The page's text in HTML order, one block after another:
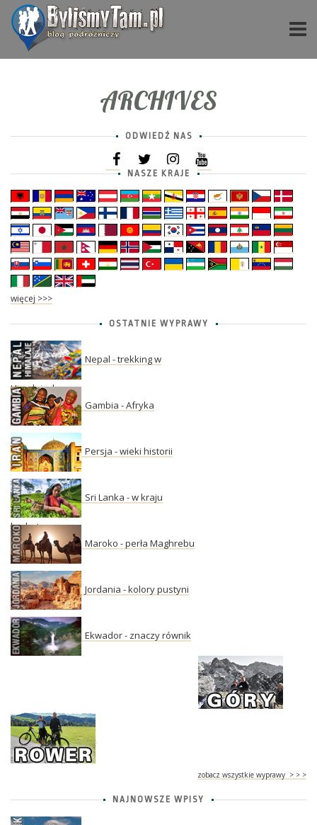
ARCHIVES
ODWIEDŹ NAS
NASZE KRAJE
więcej >>>
OSTATNIE WYPRAWY
Nepal - trekking w
Himalajach
Gambia - Afryka
Persja - wieki historii
Sri Lanka - w kraju
herbaty
Maroko - perła Maghrebu
Jordania - kolory pustyni
Ekwador - znaczy równik
zobacz wszystkie wyprawy > > >
NAJNOWSZE WPISY